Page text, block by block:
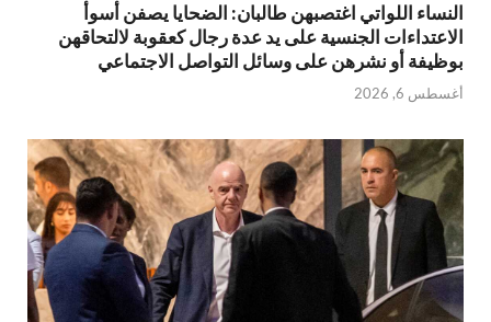
النساء اللواتي اغتصبهن طالبان: الضحايا يصفن أسوأ
الاعتداءات الجنسية على يد عدة رجال كعقوبة لالتحاقهن
بوظيفة أو نشرهن على وسائل التواصل الاجتماعي
أغسطس 6, 2026